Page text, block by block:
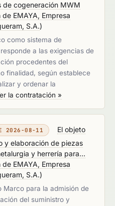
de cogeneración MWM
EMAYA, Empresa
S.A.)
como sistema de
a las exigencias de
procedentes del
finalidad, según establece
y ordenar la
la contratación »
2026-08-11
El objeto
y elaboración de piezas
y herrería para...
EMAYA, Empresa
S.A.)
Marco para la admisión de
del suministro y